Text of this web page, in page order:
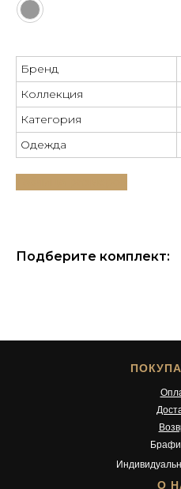
Бренд
Коллекция
Категория
Одежда
Подберите комплект:
О